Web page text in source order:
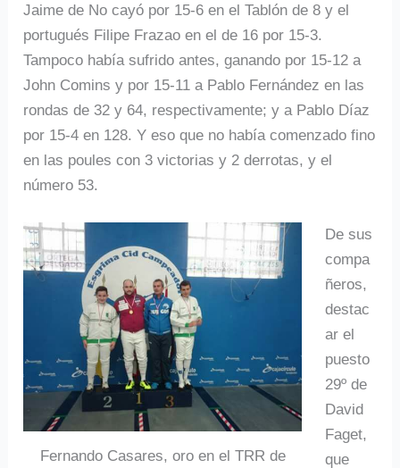
Jaime de No cayó por 15-6 en el Tablón de 8 y el
portugués Filipe Frazao en el de 16 por 15-3.
Tampoco había sufrido antes, ganando por 15-12 a
John Comins y por 15-11 a Pablo Fernández en las
rondas de 32 y 64, respectivamente; y a Pablo Díaz
por 15-4 en 128. Y eso que no había comenzado fino
en las poules con 3 victorias y 2 derrotas, y el
número 53.
Fernando Casares, oro en el TRR de
De sus
compa
ñeros,
destac
ar el
puesto
29º de
David
Faget,
que